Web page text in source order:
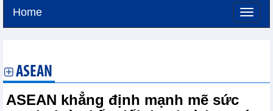
Home
ASEAN
ASEAN khẳng định mạnh mẽ sức